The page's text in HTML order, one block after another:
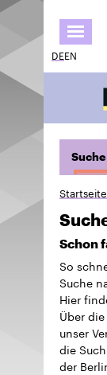
DEEN
Startseite
Schon
So
Suche
Hier
Über
unser
die
der